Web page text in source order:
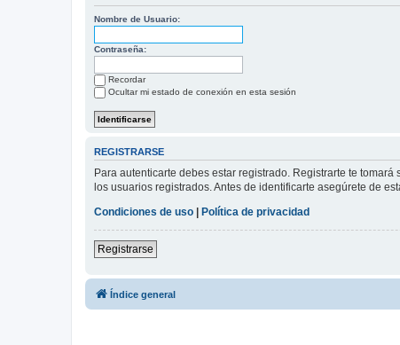
Nombre de Usuario:
Contraseña:
Recordar
Ocultar mi estado de conexión en esta sesión
REGISTRARSE
Para autenticarte debes estar registrado. Registrarte te
los usuarios registrados. Antes de identificarte asegúrete de
Condiciones de uso | Política de privacidad
Registrarse
Índice general